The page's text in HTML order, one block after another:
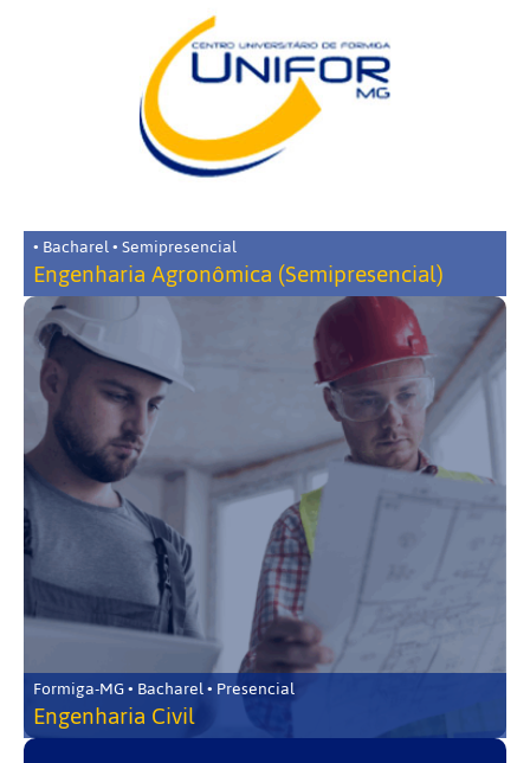
• Bacharel • Semipresencial
Engenharia Agronômica (Semipresencial)
Formiga-MG • Bacharel • Presencial
Engenharia Civil